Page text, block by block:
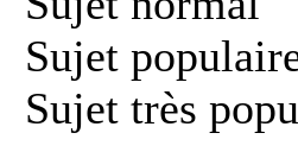
Sujet
Sujet très